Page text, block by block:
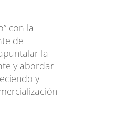
con la
de
la
y abordar
y